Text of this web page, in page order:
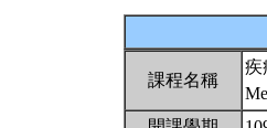
課程名稱
疾